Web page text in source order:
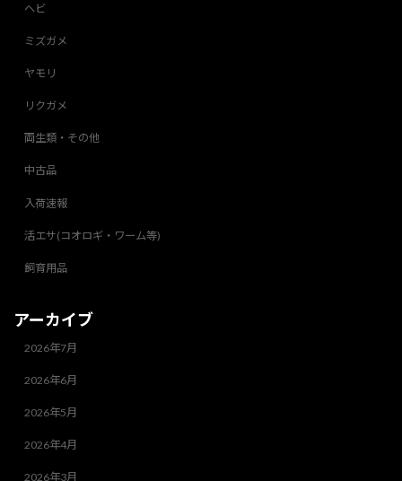
ヘビ
ミズガメ
ヤモリ
リクガメ
両生類・その他
中古品
入荷速報
活エサ(コオロギ・ワーム等)
飼育用品
アーカイブ
2026年7月
2026年6月
2026年5月
2026年4月
2026年3月